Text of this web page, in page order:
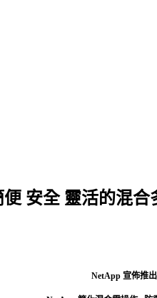
安全 靈活的混合
NetApp 宣佈推